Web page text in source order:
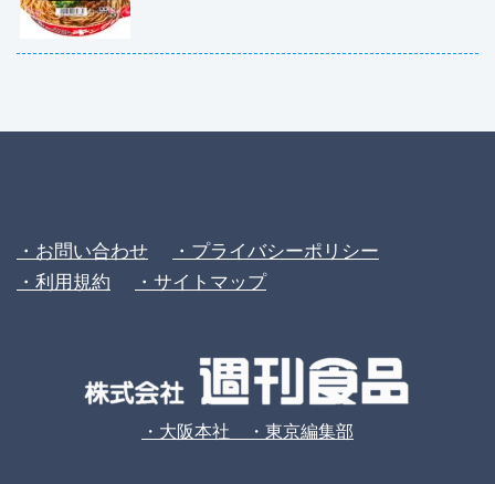
・お問い合わせ
・プライバシーポリシー
・利用規約
・サイトマップ
・大阪本社 ・東京編集部